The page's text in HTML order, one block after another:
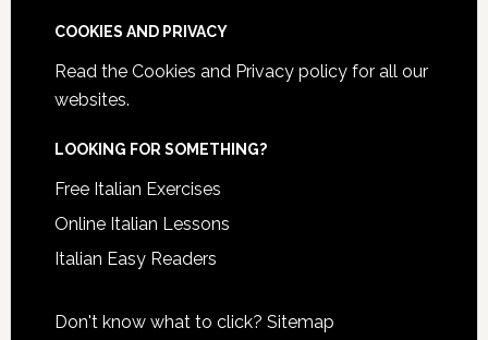
COOKIES AND PRIVACY
Read the Cookies and Privacy policyfor all our
websites.
LOOKING FOR SOMETHING?
Free Italian Exercises
Online Italian Lessons
Italian Easy Readers
Don't know what to click? Sitemap